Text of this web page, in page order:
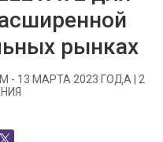
рынках
- 13 МАРТА 2023 ГОДА
2